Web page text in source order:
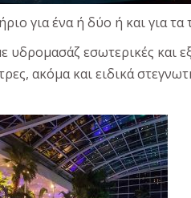
για ένα ή δύο ή και για τα
υδρομασάζ εσωτερικές
ακόμα και ειδικά